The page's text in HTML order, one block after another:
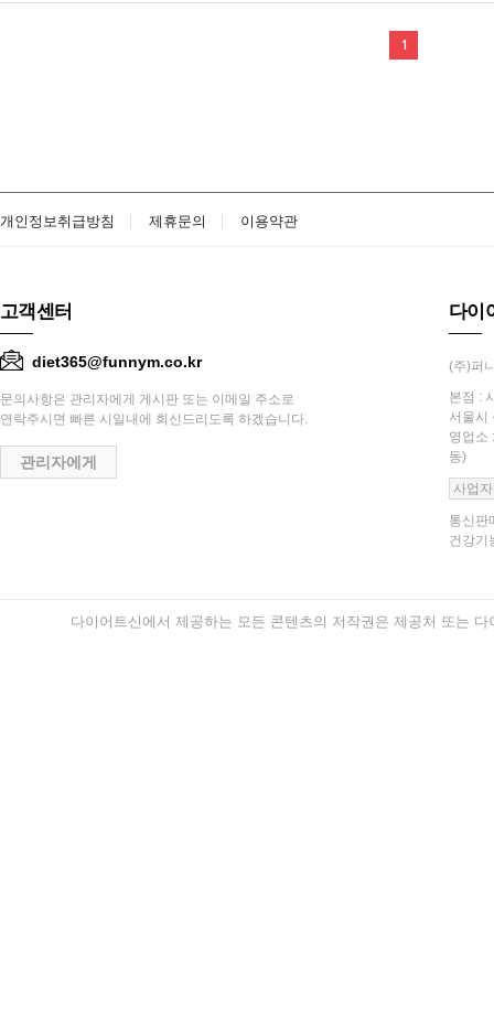
1
개인정보취급방침 제휴문의 이용약관
고객센터
diet365@funnym.co.kr
문의사항은 관리자에게 게시판 또는 이메일 주소로
연락주시면 빠른 시일내에 회신드리도록 하겠습니다.
관리자에게
다이
(주)퍼
본점 :
서울시
영업소
동)
사업
통신판
건강기
다이어트신에서 제공하는 모든 콘텐츠의 저작권은 제공처 또는